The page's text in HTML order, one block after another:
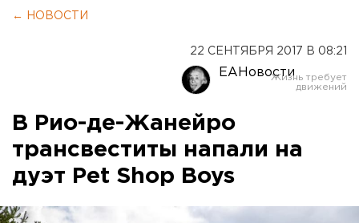
← НОВОСТИ
22 СЕНТЯБРЯ 2017 В 08:21
ЕАНовости
В Рио-де-Жанейро
трансвеститы напали на
дуэт Pet Shop Boys